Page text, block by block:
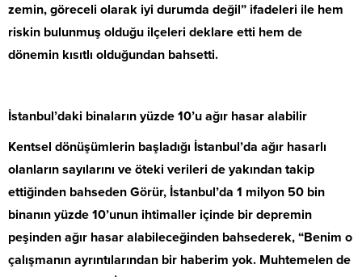
zemin, göreceli olarak iyi durumda değil” ifadeleri ile hem
riskin bulunmuş olduğu ilçeleri deklare etti hem de
dönemin kısıtlı olduğundan bahsetti.
İstanbul’daki binaların yüzde 10’u ağır hasar alabilir
Kentsel dönüşümlerin başladığı İstanbul’da ağır hasarlı
olanların sayılarını ve öteki verileri de yakından takip
ettiğinden bahseden Görür, İstanbul’da 1 milyon 50 bin
binanın yüzde 10’unun ihtimaller içinde bir depremin
peşinden ağır hasar alabileceğinden bahsederek, “Benim o
çalışmanın ayrıntılarından bir haberim yok. Muhtemelen de